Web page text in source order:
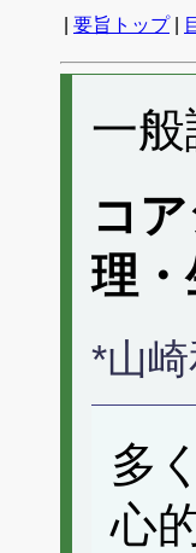
要旨トップ|
一
コ
理
*山
多
心